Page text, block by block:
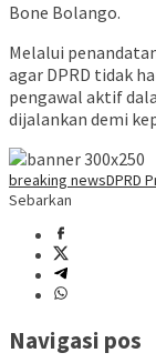
Bone Bolango.
Melalui
agar DPRD tidak
pengawal aktif
dijalankan demi
breaking newsDPRD
Sebarkan
Navigasi pos